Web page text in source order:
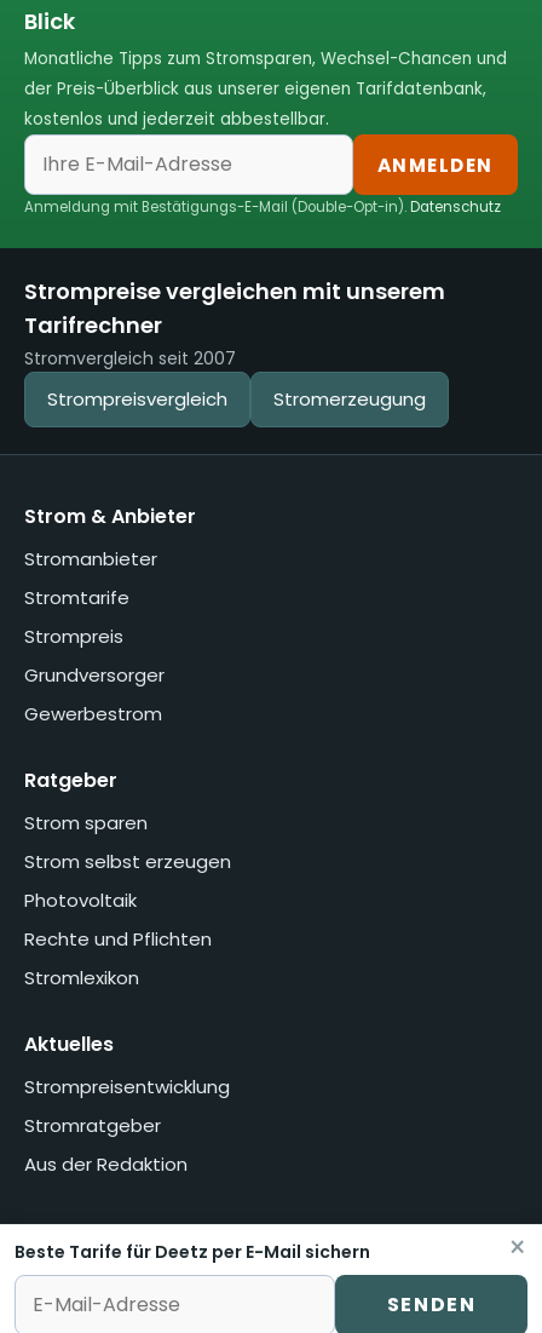
Blick
Monatliche Tipps zum Stromsparen, Wechsel-Chancen und
der Preis-Überblick aus unserer eigenen Tarifdatenbank,
kostenlos und jederzeit abbestellbar.
ANMELDEN
Anmeldung mit Bestätigungs-E-Mail (Double-Opt-in).Datenschutz
Strompreise vergleichen mit unserem
Tarifrechner
Stromvergleich seit 2007
Strompreisvergleich Stromerzeugung
Strom & Anbieter
Stromanbieter
Stromtarife
Strompreis
Grundversorger
Gewerbestrom
Ratgeber
Strom sparen
Strom selbst erzeugen
Photovoltaik
Rechte und Pflichten
Stromlexikon
Aktuelles
Strompreisentwicklung
Stromratgeber
Aus der Redaktion
HomeÜber unsMethodikPresseDatenschutzerklärung
Impressum
Vertrag widerrufen oder kündigen
© stromvermittlung.de
×
Beste Tarife für Deetz per E-Mail sichern
SENDEN